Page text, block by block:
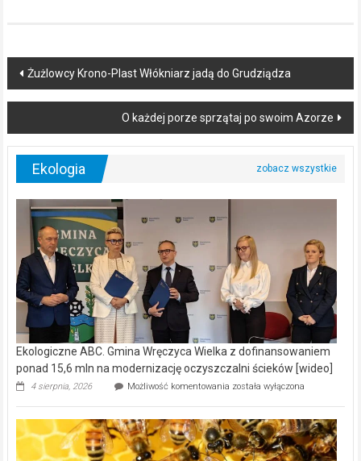
Post
navigation
Żużlowcy Krono-Plast Włókniarz jadą do Grudziądza
O każdej porze sprzątaj po swoim Azorze
Ekologia
Ekologiczne ABC. Gmina Wręczyca Wielka z dofinansowaniem
ponad 15,6 mln na modernizację oczyszczalni ścieków [wideo]
4 sierpnia, 2026 Możliwość komentowania Ekologiczne
Wręczyca
Wielka
z
została wyłączona